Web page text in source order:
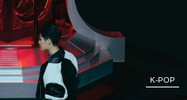
K-POP